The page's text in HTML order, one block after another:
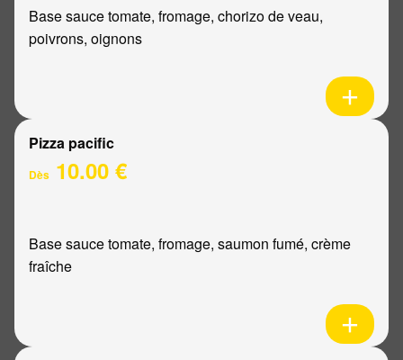
Base sauce tomate, fromage, chorizo de veau,
poivrons, oignons
Pizza pacific
Dès 10.00 €
Base sauce tomate, fromage, saumon fumé, crème
fraîche